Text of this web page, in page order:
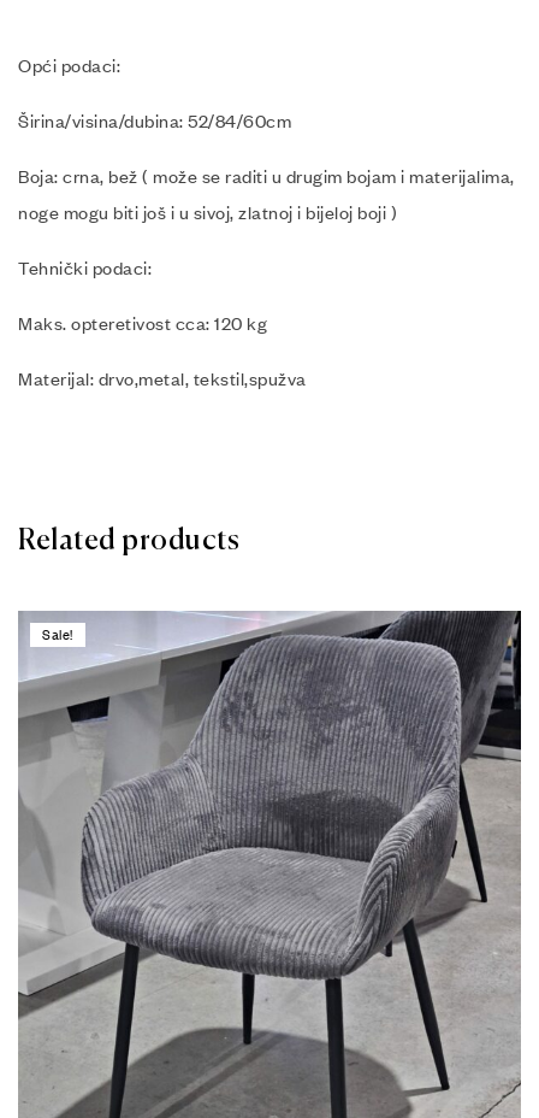
Opći podaci:
Širina/visina/dubina: 52/84/60cm
Boja: crna, bež ( može se raditi u drugim bojam i materijalima,
noge mogu biti još i u sivoj, zlatnoj i bijeloj boji )
Tehnički podaci:
Maks. opteretivost cca: 120 kg
Materijal: drvo,metal, tekstil,spužva
Related products
Sale!